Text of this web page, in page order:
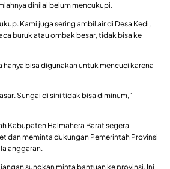
dinilai belum mencukupi.
Kami juga sering ambil air di Desa Kedi,
buruk atau ombak besar, tidak bisa ke
hanya bisa digunakan untuk mencuci karena
Sungai di sini tidak bisa diminum,”
Kabupaten Halmahera Barat segera
dan meminta dukungan Pemerintah Provinsi
anggaran.
sungkan minta bantuan ke provinsi. Ini